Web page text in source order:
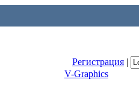
Регистрация |
V-Graphics